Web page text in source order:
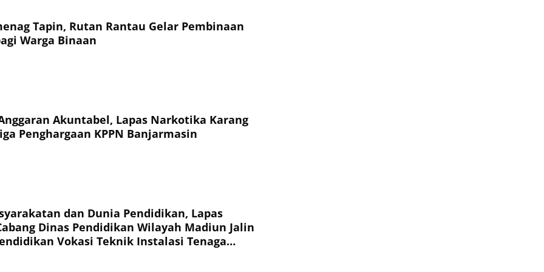
Tapin, Rutan Rantau Gelar Pembinaan
Warga Binaan
Akuntabel, Lapas Narkotika Karang
Penghargaan KPPN Banjarmasin
dan Dunia Pendidikan, Lapas
Dinas Pendidikan Wilayah Madiun Jalin
Vokasi Teknik Instalasi Tenaga
Binaan